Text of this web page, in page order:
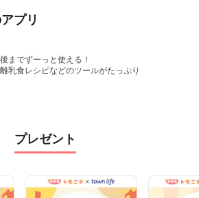
プリ
までずーっと使える！
乳食レシピなどのツールがたっぷり
プレゼント